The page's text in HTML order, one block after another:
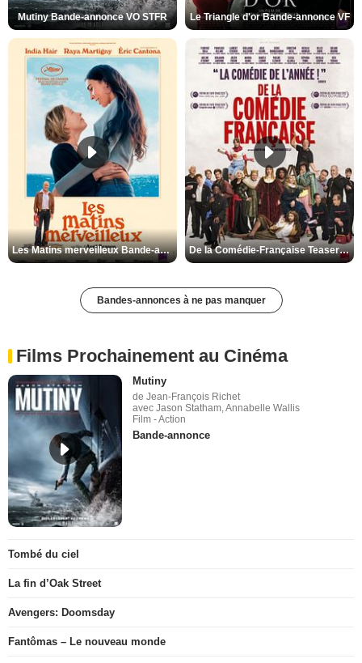
Mutiny Bande-annonce VO STFR Le Triangle d'or Bande-annonce VF
Les Matins merveilleux Bande-annonce VF De la Comédie-Française Teaser VF
Bandes-annonces à ne pas manquer
Films Prochainement au Cinéma
Mutiny
de Jean-François Richet
avec Jason Statham, Annabelle Wallis
Film - Action
Bande-annonce
Tombé du ciel
La fin d’Oak Street
Avengers: Doomsday
Fantômas – Le nouveau monde